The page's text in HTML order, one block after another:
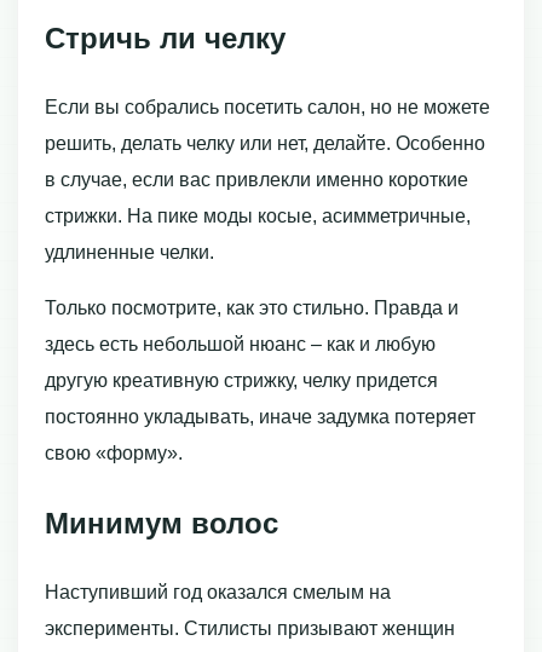
Стричь ли челку
Если вы собрались посетить салон, но не можете
решить, делать челку или нет, делайте. Особенно
в случае, если вас привлекли именно короткие
стрижки. На пике моды косые, асимметричные,
удлиненные челки.
Только посмотрите, как это стильно. Правда и
здесь есть небольшой нюанс – как и любую
другую креативную стрижку, челку придется
постоянно укладывать, иначе задумка потеряет
свою «форму».
Минимум волос
Наступивший год оказался смелым на
эксперименты. Стилисты призывают женщин